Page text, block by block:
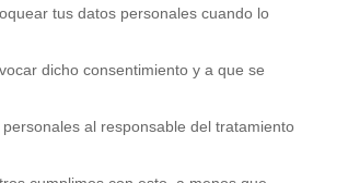
tus datos personales cuando lo
dicho consentimiento y a que se
al responsable del tratamiento